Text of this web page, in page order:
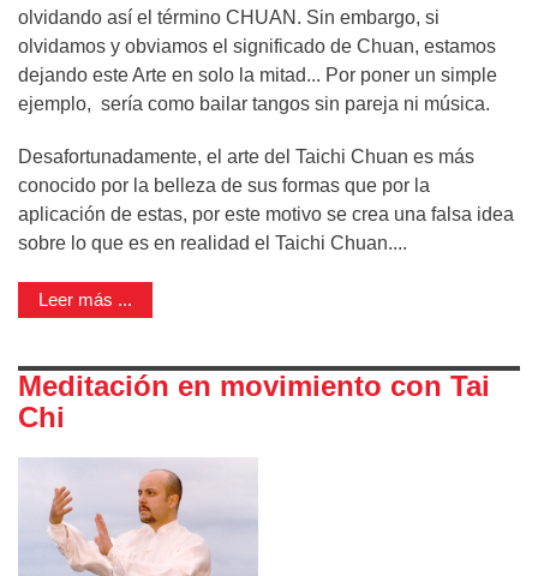
olvidando así el término CHUAN. Sin embargo, si
olvidamos y obviamos el significado de Chuan, estamos
dejando este Arte en solo la mitad... Por poner un simple
ejemplo, sería como bailar tangos sin pareja ni música.
Desafortunadamente, el arte del Taichi Chuan es más
conocido por la belleza de sus formas que por la
aplicación de estas, por este motivo se crea una falsa idea
sobre lo que es en realidad el Taichi Chuan....
Leer más ...
Meditación en movimiento con Tai
Chi